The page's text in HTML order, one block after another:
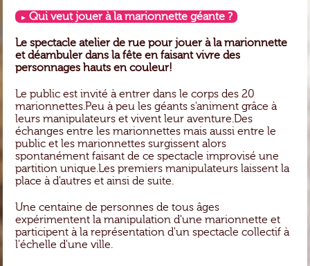
Qui veut jouer à la marionnette géante ?
Le spectacle atelier de rue pour jouer à la marionnette
et déambuler dans la fête en faisant vivre des
personnages hauts en couleur!
Le public est invité à entrer dans le corps des 20
marionnettes.Peu à peu les géants s'animent grâce à
leurs manipulateurs et vivent leur aventure.Des
échanges entre les marionnettes mais aussi entre le
public et les marionnettes surgissent alors
spontanément faisant de ce spectacle improvisé une
partition unique.Les premiers manipulateurs laissent la
place à d'autres et ainsi de suite.
Une centaine de personnes de tous âges
expérimentent la manipulation d'une marionnette et
participent à la représentation d'un spectacle collectif à
l'échelle d'une ville.